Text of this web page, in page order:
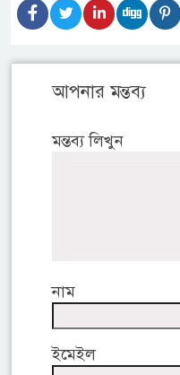
আপনার মন্তব্য
মন্তব্য লিখুন
নাম
ইমেইল